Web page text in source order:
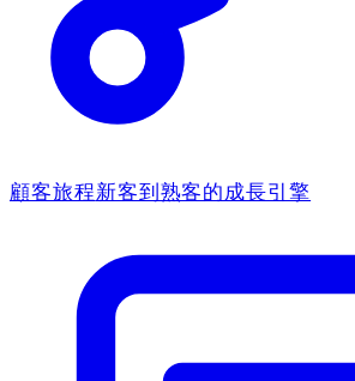
顧客旅程新客到熟客的成長引擎